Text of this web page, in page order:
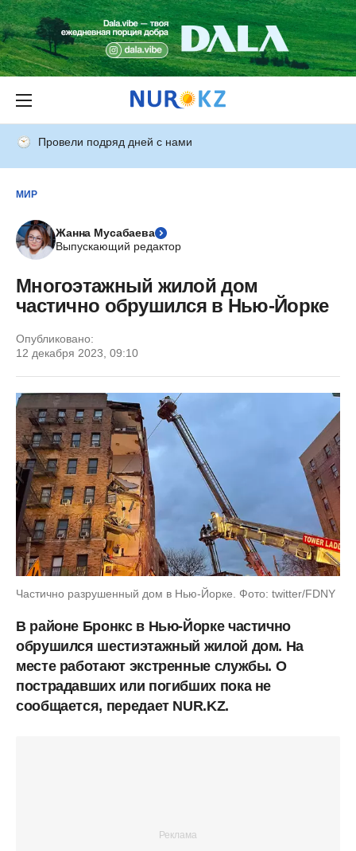
Провели подряд дней с нами
МИР
Жанна Мусабаева
Выпускающий редактор
Многоэтажный жилой дом
частично обрушился в Нью-Йорке
Опубликовано:
12 декабря 2023, 09:10
Частично разрушенный дом в Нью-Йорке. Фото: twitter/FDNY
В районе Бронкс в Нью-Йорке частично
обрушился шестиэтажный жилой дом. На
месте работают экстренные службы. О
пострадавших или погибших пока не
сообщается, передает NUR.KZ.